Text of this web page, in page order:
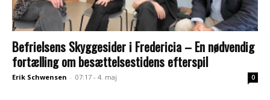
Befrielsens Skyggesider i Fredericia – En nødvendig
fortælling om besættelsestidens efterspil
Erik Schwensen - 07:17 - 4. maj 0